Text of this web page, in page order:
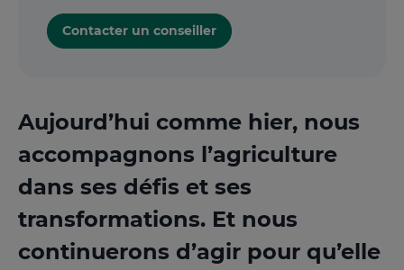
Contacter un conseiller
Aujourd’hui comme hier, nous
accompagnons l’agriculture
dans ses défis et ses
transformations. Et nous
continuerons d’agir pour qu’elle